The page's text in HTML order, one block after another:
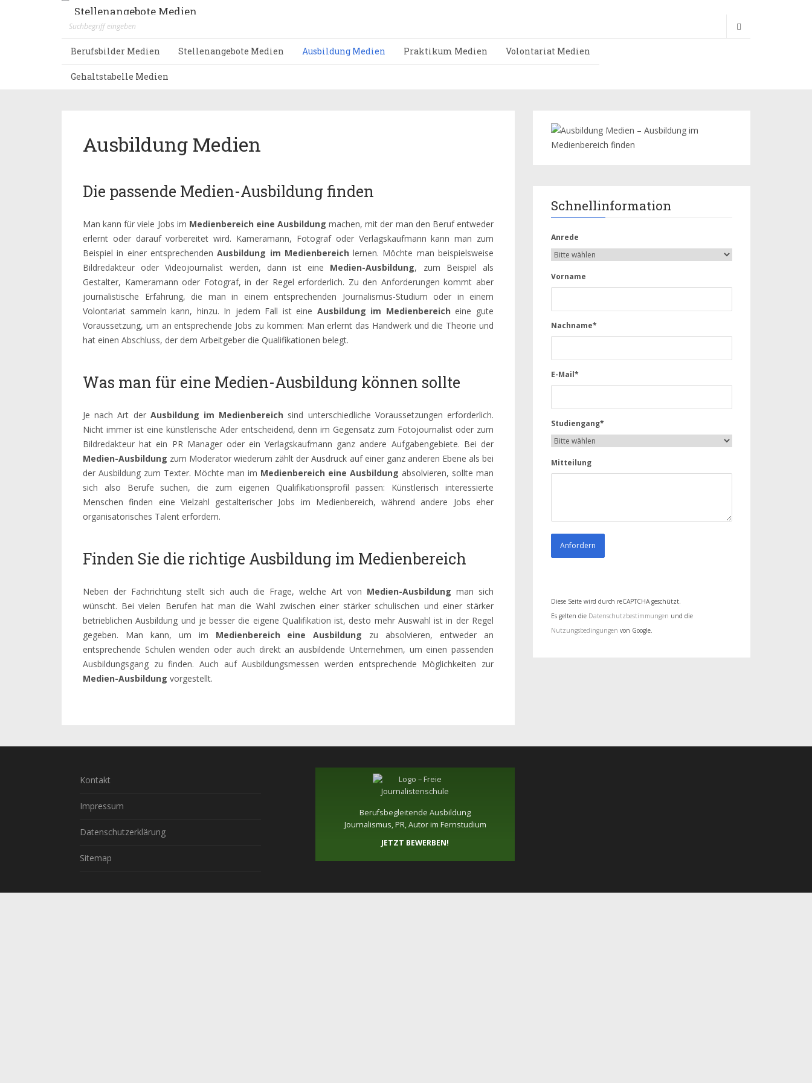
Stellenangebote Medien
Berufsbilder Medien Stellenangebote Medien Ausbildung Medien Praktikum Medien Volontariat Medien
Gehaltstabelle Medien
Ausbildung Medien
Die passende Medien-Ausbildung finden
Man kann für viele Jobs im Medienbereich eine Ausbildung machen, mit der man den Beruf entweder
erlernt oder darauf vorbereitet wird. Kameramann, Fotograf oder Verlagskaufmann kann man zum
Beispiel in einer entsprechendenAusbildung im Medienbereich lernen. Möchte man beispielsweise
Bildredakteur oder Videojournalist werden, dann ist eine Medien-Ausbildung, zum Beispiel als
Gestalter, Kameramann oder Fotograf, in der Regel erforderlich. Zu den Anforderungen kommt aber
journalistische Erfahrung, die man in einem entsprechenden Journalismus-Studium oder in einem
Volontariat sammeln kann, hinzu. In jedem Fall ist eine Ausbildung im Medienbereich eine gute
Voraussetzung, um an entsprechende Jobs zu kommen: Man erlernt das Handwerk und die Theorie und
hat einen Abschluss, der dem Arbeitgeber die Qualifikationen belegt.
Was man für eine Medien-Ausbildung können sollte
Je nach Art der Ausbildung im Medienbereich sind unterschiedliche Voraussetzungen erforderlich.
Nicht immer ist eine künstlerische Ader entscheidend, denn im Gegensatz zum Fotojournalist oder zum
Bildredakteur hat ein PR Manager oder ein Verlagskaufmann ganz andere Aufgabengebiete. Bei der
Medien-Ausbildung zum Moderator wiederum zählt der Ausdruck auf einer ganz anderen Ebene als bei
der Ausbildung zum Texter. Möchte man im Medienbereich eine Ausbildung absolvieren, sollte man
sich also Berufe suchen, die zum eigenen Qualifikationsprofil passen: Künstlerisch interessierte
Menschen finden eine Vielzahl gestalterischer Jobs im Medienbereich, während andere Jobs eher
organisatorisches Talent erfordern.
Finden Sie die richtige Ausbildung im Medienbereich
Neben der Fachrichtung stellt sich auch die Frage, welche Art von Medien-Ausbildung man sich
wünscht. Bei vielen Berufen hat man die Wahl zwischen einer stärker schulischen und einer stärker
betrieblichen Ausbildung und je besser die eigene Qualifikation ist, desto mehr Auswahl ist in der Regel
gegeben. Man kann, um im Medienbereich eine Ausbildung zu absolvieren, entweder an
entsprechende Schulen wenden oder auch direkt an ausbildende Unternehmen, um einen passenden
Ausbildungsgang zu finden. Auch auf Ausbildungsmessen werden entsprechende Möglichkeiten zur
Medien-Ausbildung vorgestellt.
Schnellinformation
Anrede
Vorname
Nachname*
E-Mail*
Studiengang*
Mitteilung
Diese Seite wird durch reCAPTCHA geschützt.
Es gelten die Datenschutzbestimmungen und die
Nutzungsbedingungen von Google.
Kontakt
Impressum
Datenschutzerklärung
Sitemap
Berufsbegleitende Ausbildung
Journalismus, PR, Autor im Fernstudium
JETZT BEWERBEN!